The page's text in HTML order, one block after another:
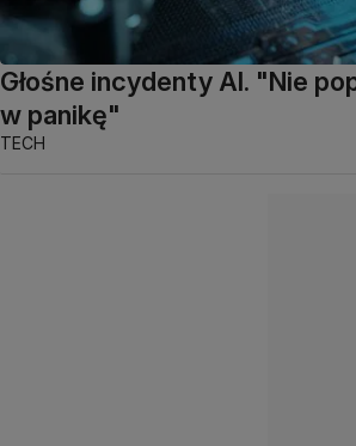
Głośne incydenty AI. "Nie
w panikę"
TECH